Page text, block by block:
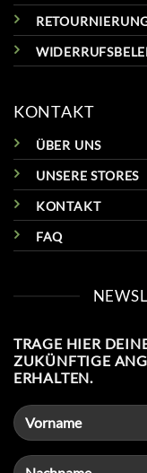
KONTAKT
ÜBER UNS
UNSERE STORES
KONTAKT
FAQ
TRAGE HIER
ZUKÜNFTIGE
ERHALTEN.